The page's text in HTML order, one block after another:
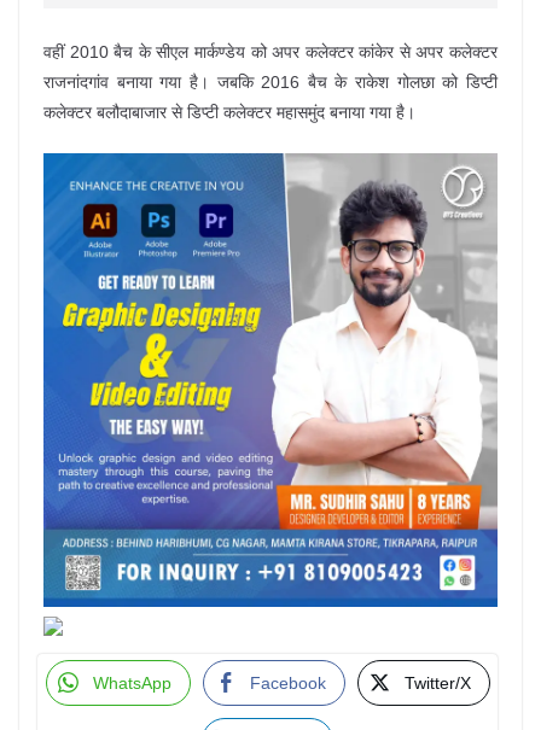
वहीं 2010 बैच के सीएल मार्कण्डेय को अपर कलेक्टर कांकेर से अपर कलेक्टर
राजनांदगांव बनाया गया है। जबकि 2016 बैच के राकेश गोलछा को डिप्टी
कलेक्टर बलौदाबाजार से डिप्टी कलेक्टर महासमुंद बनाया गया है।
WhatsApp Facebook Twitter/X